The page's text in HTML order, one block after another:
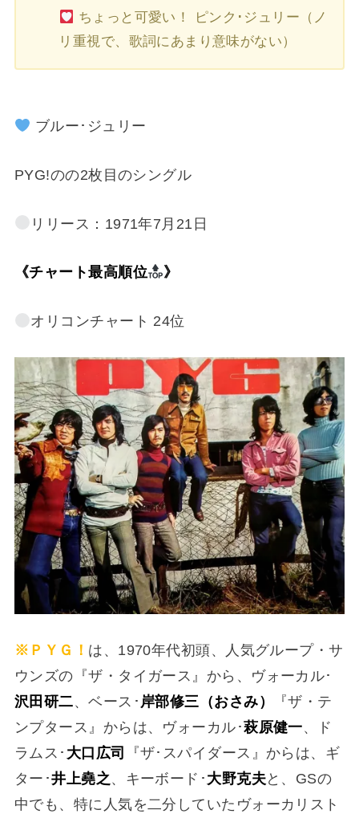
ちょっと可愛い！ ピンク･ジュリー（ノ
リ重視で、歌詞にあまり意味がない）
ブルー･ジュリー
PYG!のの2枚目のシングル
リリース：1971年7月21日
《チャート最高順位 》
オリコンチャート 24位
※ＰＹＧ！ は、1970年代初頭、人気グループ・サ
ウンズの『ザ・タイガース』から、ヴォーカル･
沢田研二、ベース･ 岸部修三（おさみ）
『ザ・テ
ンプタース』からは、ヴォーカル･萩原健一、ド
ラムス･ 大口広司
『ザ･スパイダース』からは、ギ
ター･井上堯之、キーボード･ 大野克夫と、GSの
中でも、特に人気を二分していたヴォーカリスト